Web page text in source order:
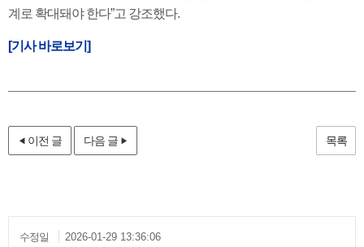
계로 확대돼야 한다”고 강조했다.
[기사 바로보기]
이전 글 다음 글 목록
수정일 2026-01-29 13:36:06